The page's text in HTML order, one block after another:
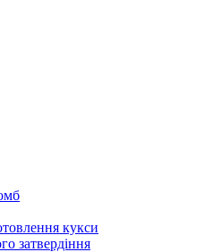
кукси
затвердіння